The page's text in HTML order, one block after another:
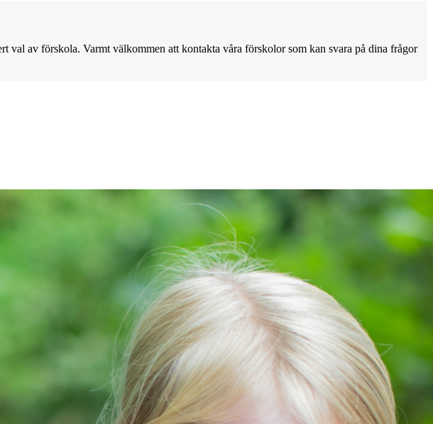
av förskola. Varmt välkommen att kontakta våra förskolor som kan svara på dina frågor